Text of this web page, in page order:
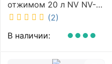
отжимом 20 л NV NV-
10250-B
(2)
В наличии: